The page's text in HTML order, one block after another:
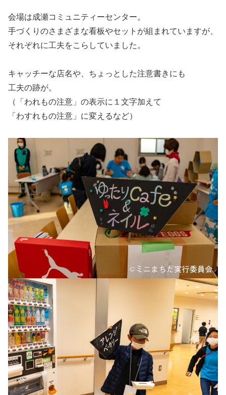
会場は成瀬コミュニティーセンター。
手づくりのさまざまな看板やセットが組まれていますが、
それぞれに工夫をこらしていました。
キャッチーな店名や、ちょっとした注意書きにも
工夫の跡が。
（「われもの注意」の表示に１文字加えて
「わすれもの注意」に変えるなど）